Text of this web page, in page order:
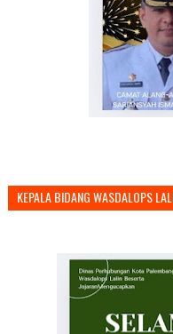
KEPALA BIDANG WASDALOPS